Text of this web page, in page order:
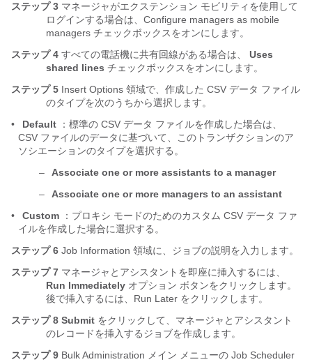
ステップ 3 マネージャがエクステンション モビリティを使用して
ログインする場合は、Configure managers as mobile
managers チェックボックスをオンにします。
ステップ 4 すべての電話機に共有回線がある場合は、
Uses
shared lines チェックボックスをオンにします。
ステップ 5 Insert Options 領域で、作成した CSV データ ファイル
のタイプを次のうちから選択します。
•
Default ：標準の CSV データ ファイルを作成した場合は、
CSV ファイルのデータに基づいて、このトランザクションのア
ソシエーションのタイプを選択する。
–
Associate one or more assistants to a manager
–
Associate one or more managers to an assistant
•
Custom ：プロキシ モードのためのカスタム CSV データ ファ
イルを作成した場合に選択する。
ステップ 6 Job Information 領域に、ジョブの説明を入力します。
ステップ 7 マネージャとアシスタントを即座に挿入するには、
Run Immediately オプション ボタンをクリックします。
後で挿入するには、Run Later をクリックします。
ステップ 8 Submit をクリックして、マネージャとアシスタント
のレコードを挿入するジョブを作成します。
ステップ 9 Bulk Administration メイン メニューの Job Scheduler